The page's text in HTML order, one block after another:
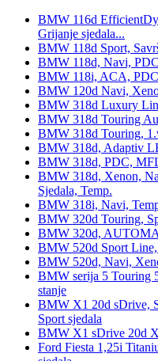
BMW 116d
Grijanje sjedala...
BMW 118d Sport,
BMW 118d, Navi,
BMW 118i, ACA,
BMW 120d Navi,
BMW 318d Luxury
BMW 318d Touring
BMW 318d Touring,
BMW 318d, Adaptiv
BMW 318d, PDC,
BMW 318d, Xenon,
Sjedala, Temp.
BMW 318i, Navi,
BMW 320d Touring,
BMW 320d,
BMW 520d Sport
BMW 520d, Navi,
BMW serija 5 Touring
stanje
BMW X1 20d sDrive,
Sport sjedala
BMW X1 sDrive 20d
Ford Fiesta 1,25i